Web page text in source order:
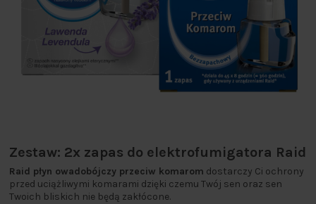
Zestaw: 2x zapas do elektrofumigatora Raid
Raid płyn owadobójczy przeciw komarom dostarczy Ci ochrony
przed uciążliwymi komarami dzięki czemu Twój sen oraz sen
Twoich bliskich nie będą zakłócone.